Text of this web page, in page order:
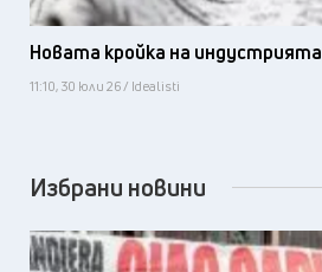
Новата кройка на индустрията
11:10, 30 юли 26 / Idealisti
Избрани новини